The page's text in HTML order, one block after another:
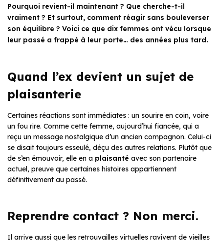
Pourquoi revient-il maintenant ? Que cherche-t-il
vraiment ? Et surtout, comment réagir sans bouleverser
son équilibre ? Voici ce que dix femmes ont vécu lorsque
leur passé a frappé à leur porte… des années plus tard.
Quand l’ex devient un sujet de
plaisanterie
Certaines réactions sont immédiates : un sourire en coin, voire
un fou rire. Comme cette femme, aujourd’hui fiancée, qui a
reçu un message nostalgique d’un ancien compagnon. Celui-ci
se disait toujours esseulé, déçu des autres relations. Plutôt que
de s’en émouvoir, elle en a plaisanté avec son partenaire
actuel, preuve que certaines histoires appartiennent
définitivement au passé.
Reprendre contact ? Non merci.
Il arrive aussi que les retrouvailles virtuelles ravivent de vieilles